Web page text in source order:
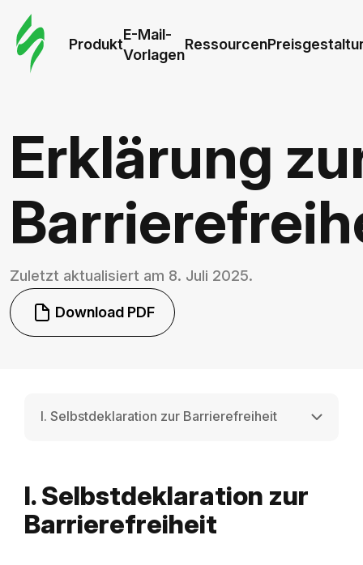
Produkt
E-Mail-
Vorlagen
Ressourcen
Erklärung
Zuletzt aktualisiert am 8. Juli 2025.
Download PDF
I. Selbstdeklaration zur Barrierefreiheit
I. Selbstdeklaration zur
Barrierefreiheit